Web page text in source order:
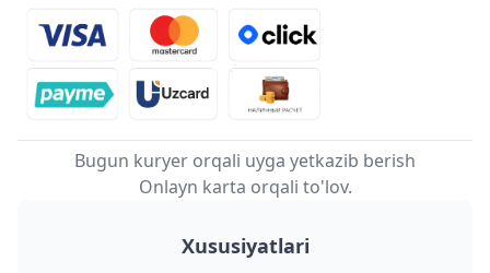
Bugun kuryer orqali uyga yetkazib berish
Onlayn karta orqali to'lov.
Xususiyatlari